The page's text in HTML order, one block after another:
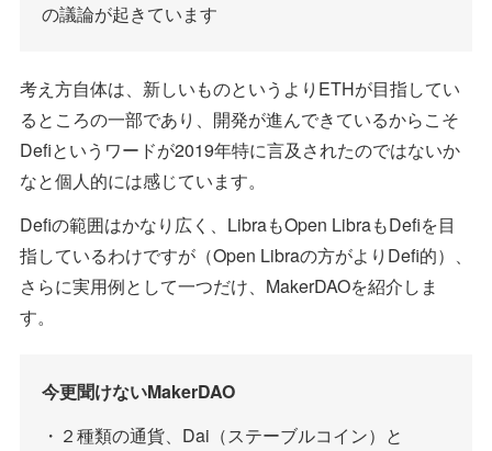
の議論が起きています
考え方自体は、新しいものというよりETHが目指してい
るところの一部であり、開発が進んできているからこそ
Defiというワードが2019年特に言及されたのではないか
なと個人的には感じています。
Defiの範囲はかなり広く、LibraもOpen LibraもDefiを目
指しているわけですが（Open Libraの方がよりDefi的）、
さらに実用例として一つだけ、MakerDAOを紹介しま
す。
今更聞けないMakerDAO
・２種類の通貨、Dai（ステーブルコイン）と